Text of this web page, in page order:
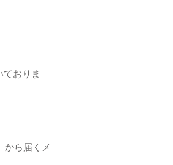
おりま
から届くメ